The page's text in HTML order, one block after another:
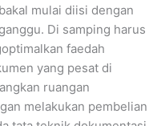
mulai diisi dengan
Di samping harus
faedah
yang pesat di
ruangan
melakukan pembelian